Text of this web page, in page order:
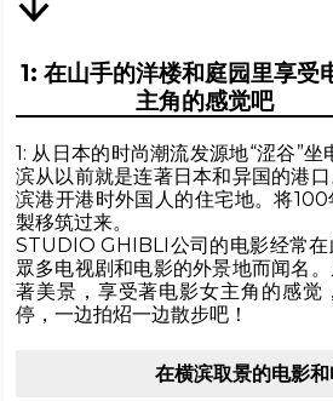
1: 在山手的洋楼和庭园里享受
主角的感觉吧
1: 从日本的时尚潮流发源地“涩谷”
滨从以前就是连著日本和异国的港
滨港开港时外国人的住宅地。将
製移筑过来。
STUDIO GHIBLI公司的电影经常在
眾多电视剧和电影的外景地而闻名
著美景，享受著电影女主角的感觉
停，一边拍炤一边散步吧！
在横滨取景的电影和